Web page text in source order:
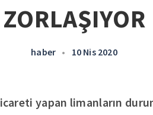
ZORLAŞIYOR
haber • 10 Nis 2020
yapan limanların